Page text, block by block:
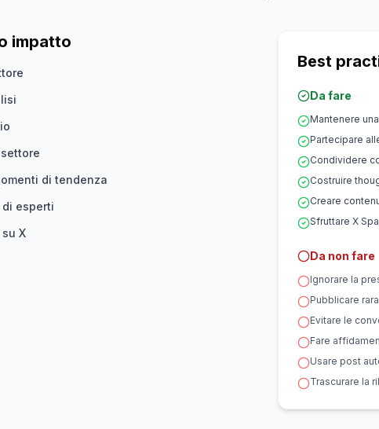
impatto
di tendenza
esperti
X
Best
Da fare
Mantenere
Partecipare
Condividere
Costruire
Creare
Sfruttare X
Da non fare
Ignorare la
Pubblicare
Evitare le
Fare
Usare post
Trascurare la